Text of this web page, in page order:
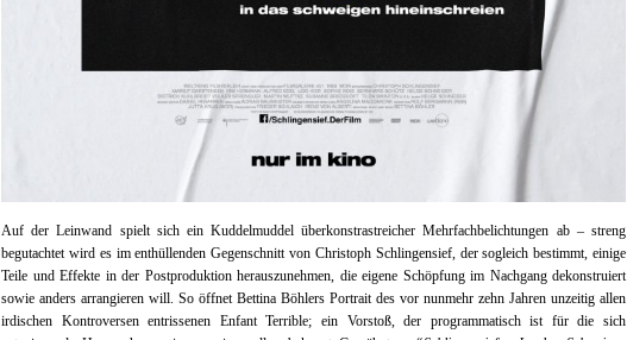
Auf der Leinwand spielt sich ein Kuddelmuddel überkonstrastreicher Mehrfachbelichtungen ab – streng
begutachtet wird es im enthüllenden Gegenschnitt von Christoph Schlingensief, der sogleich bestimmt, einige
Teile und Effekte in der Postproduktion herauszunehmen, die eigene Schöpfung im Nachgang dekonstruiert
sowie anders arrangieren will. So öffnet Bettina Böhlers Portrait des vor nunmehr zehn Jahren unzeitig allen
irdischen Kontroversen entrissenen Enfant Terrible; ein Vorstoß, der programmatisch ist für die sich